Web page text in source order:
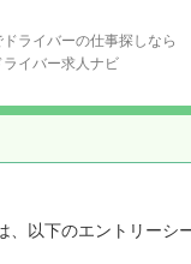
ドライバーの仕事探しなら
ライバー求人ナビ
以下のエントリーシ